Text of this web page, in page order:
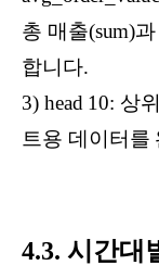
총 매출(sum)
합니다.
3) head 10: 상
트용 데이터를
4.3. 시간대